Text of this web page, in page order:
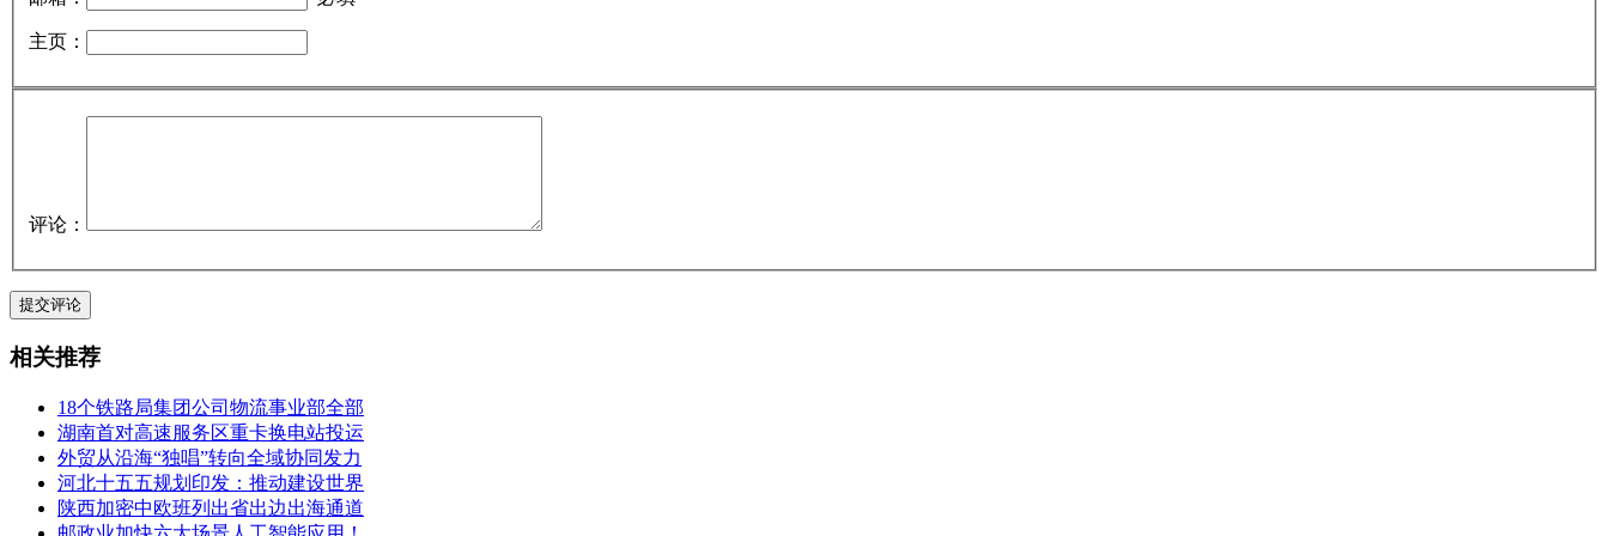
主页：
评论：
相关推荐
18个铁路局集团公司物流事业部全部
湖南首对高速服务区重卡换电站投运
外贸从沿海“独唱”转向全域协同发力
河北十五五规划印发：推动建设世界
陕西加密中欧班列出省出边出海通道